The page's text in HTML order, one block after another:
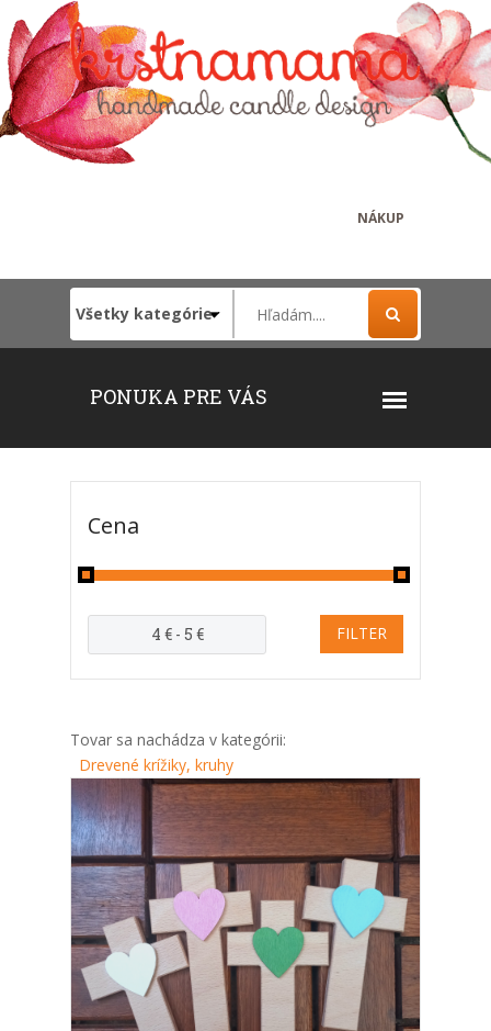
NÁKUP
PONUKA PRE VÁS
Cena
Tovar sa nachádza v kategórii:
Drevené krížiky, kruhy